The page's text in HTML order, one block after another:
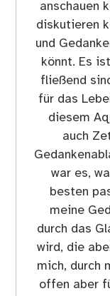
anschauen
diskutieren
und
könnt. Es
fließend
für das
diesem
auch
war es,
besten
meine
durch das
wird, die
mich, durch
offen aber